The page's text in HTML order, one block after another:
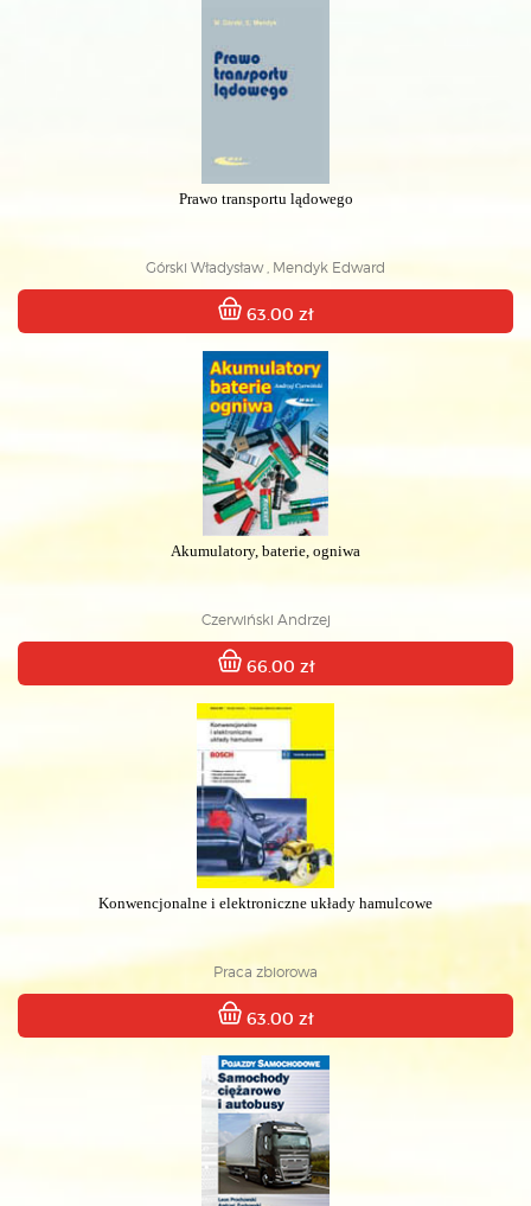
Prawo transportu lądowego
Górski Władysław , Mendyk Edward
63.00 zł
Akumulatory, baterie, ogniwa
Czerwiński Andrzej
66.00 zł
Konwencjonalne i elektroniczne układy hamulcowe
Praca zbiorowa
63.00 zł